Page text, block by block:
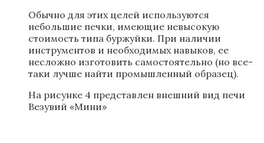
Обычно для этих целей используются
небольшие печки, имеющие невысокую
стоимость типа буржуйки. При наличии
инструментов и необходимых навыков, ее
несложно изготовить самостоятельно (но все-
таки лучше найти промышленный образец).
На рисунке 4 представлен внешний вид печи
Везувий «Мини»